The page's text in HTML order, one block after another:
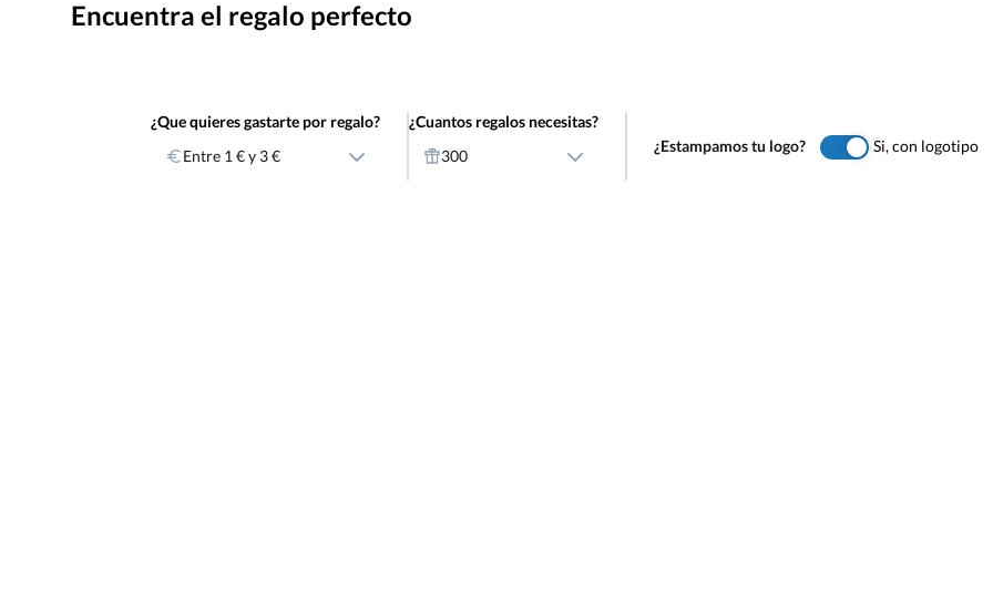
Encuentra el regalo perfecto
¿Que quieres gastarte por regalo?
Entre 1 € y 3 €
¿Cuantos regalos necesitas?
300
¿Estampamos tu logo? Si, con logotipo